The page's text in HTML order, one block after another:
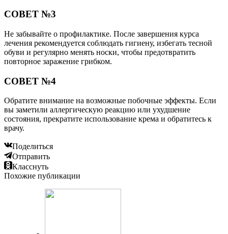
СОВЕТ №3
Не забывайте о профилактике. После завершения курса
лечения рекомендуется соблюдать гигиену, избегать тесной
обуви и регулярно менять носки, чтобы предотвратить
повторное заражение грибком.
СОВЕТ №4
Обратите внимание на возможные побочные эффекты. Если
вы заметили аллергическую реакцию или ухудшение
состояния, прекратите использование крема и обратитесь к
врачу.
Поделиться
Отправить
Класснуть
Похожие публикации